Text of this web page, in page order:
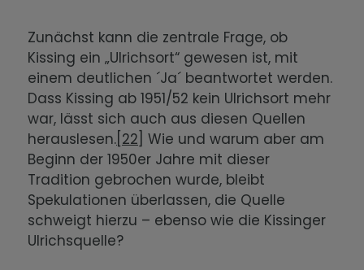
Zunächst kann die zentrale Frage, ob
Kissing ein „Ulrichsort“ gewesen ist, mit
einem deutlichen ´Ja´ beantwortet werden.
Dass Kissing ab 1951/52 kein Ulrichsort mehr
war, lässt sich auch aus diesen Quellen
herauslesen. [22] Wie und warum aber am
Beginn der 1950er Jahre mit dieser
Tradition gebrochen wurde, bleibt
Spekulationen überlassen, die Quelle
schweigt hierzu – ebenso wie die Kissinger
Ulrichsquelle?